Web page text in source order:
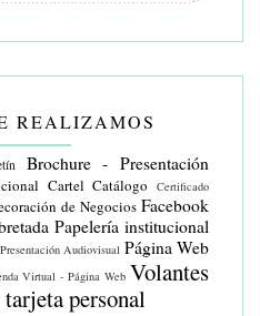
REALIZAMOS
Brochure - Presentación
Cartel Catálogo
Certificado
de Negocios Facebook
Papelería institucional
Presentación Audiovisual Página Web
Virtual - Página Web Volantes
tarjeta personal